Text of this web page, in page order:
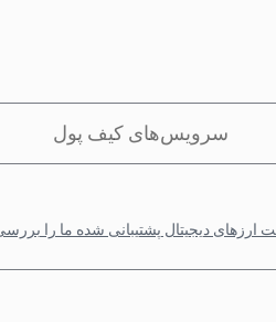
سرویس‌های کیف پول
ارزهای دیجیتال پشتیبانی شده ما را